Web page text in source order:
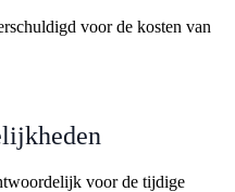
voor de kosten van
voor de tijdige